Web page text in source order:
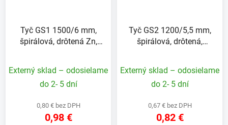
Tyč GS1 1500/6 mm,
špirálová, drôtená Zn,
Externý sklad – odosielame
do 2- 5 dní
0,80 € bez DPH
0,98 €
Tyč GS2 1200/5,5 mm,
špirálová, drôtená,
Externý sklad – odosielame
do 2- 5 dní
0,67 € bez DPH
0,82 €